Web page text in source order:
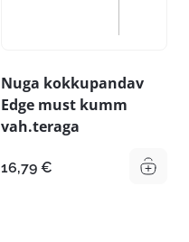
Nuga kokkupandav
Edge must kumm
vah.teraga
16,79 €